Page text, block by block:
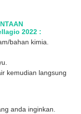
2022 :
bahan kimia.
kemudian langsung
anda inginkan.